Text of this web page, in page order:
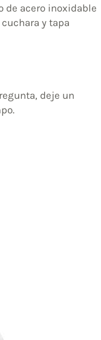
de acero inoxidable
y tapa
deje un